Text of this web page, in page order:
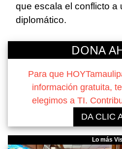
que escala el conflicto a
diplomático.
DONA
Para que
información gratuita,
elegimos a TI.
DA CLIC
Lo más